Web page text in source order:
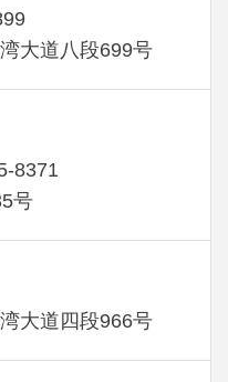
大道八段699号
8371
号
大道四段966号